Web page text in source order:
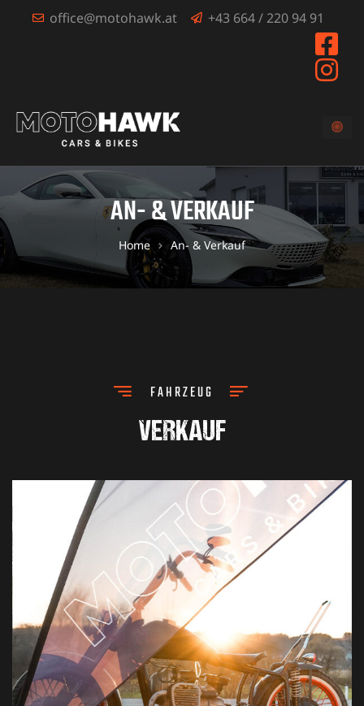
office@motohawk.at +43 664 / 220 94 91
AN- & VERKAUF
Home An- & Verkauf
FAHRZEUG
VERKAUF